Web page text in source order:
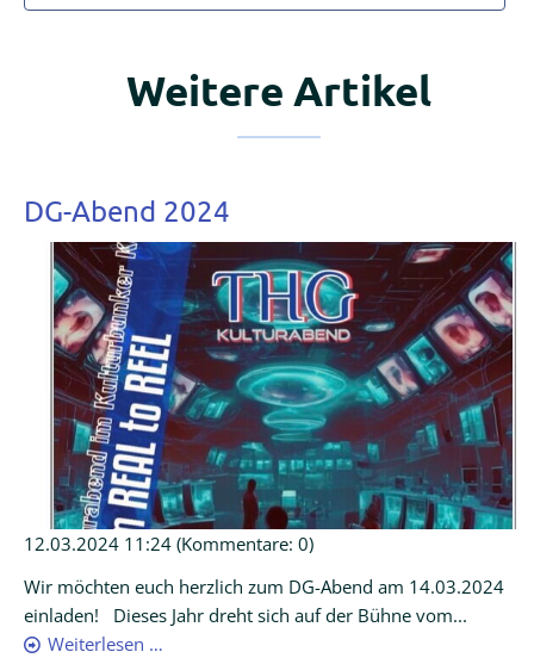
Weitere Artikel
DG-Abend 2024
12.03.2024 11:24 (Kommentare: 0)
Wir möchten euch herzlich zum DG-Abend am 14.03.2024
einladen! Dieses Jahr dreht sich auf der Bühne vom...
Weiterlesen …